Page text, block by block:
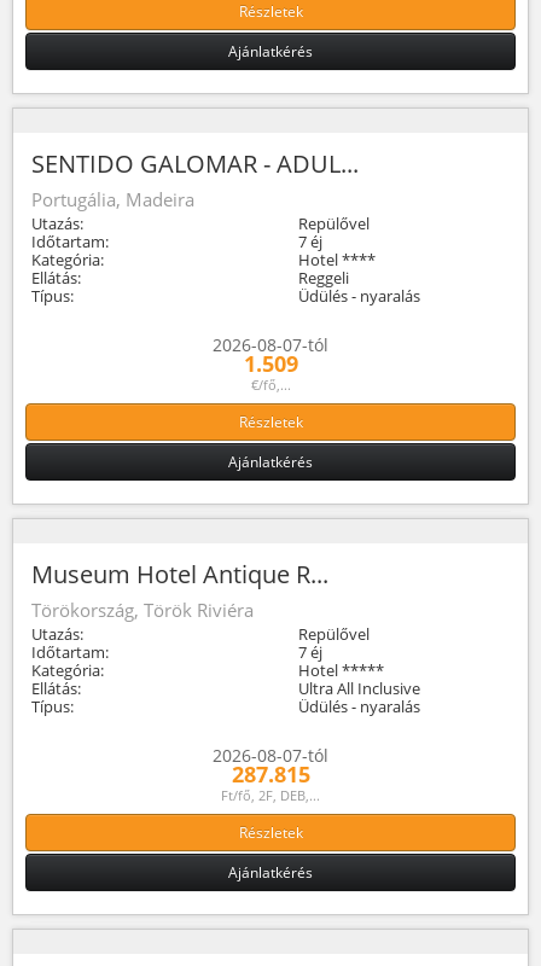
Részletek
Ajánlatkérés
SENTIDO GALOMAR - ADUL...
Portugália, Madeira
Utazás:
Repülővel
Időtartam:
7 éj
Kategória:
Hotel ****
Ellátás:
Reggeli
Típus:
Üdülés - nyaralás
2026-08-07-tól
1.509
€/fő,...
Részletek
Ajánlatkérés
Museum Hotel Antique R...
Törökország, Török Riviéra
Utazás:
Repülővel
Időtartam:
7 éj
Kategória:
Hotel *****
Ellátás:
Ultra All Inclusive
Típus:
Üdülés - nyaralás
2026-08-07-tól
287.815
Ft/fő, 2F, DEB,...
Részletek
Ajánlatkérés